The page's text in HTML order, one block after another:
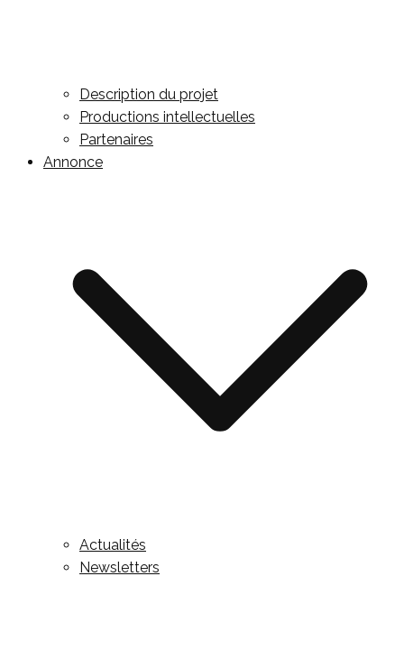
Description du projet
Productions intellectuelles
Partenaires
Annonce
Actualités
Newsletters